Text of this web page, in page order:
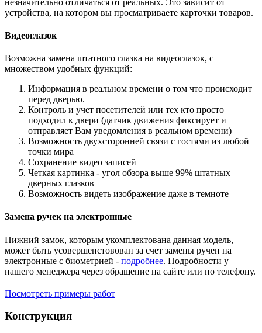
устройства, на котором вы просматриваете карточки товаров.
Видеоглазок
Возможна замена штатного глазка на видеоглазок, с
множеством удобных функций:
Информация в реальном времени о том что происходит
перед дверью.
Контроль и учет посетителей или тех кто просто
подходил к двери (датчик движения фиксирует и
отправляет Вам уведомления в реальном времени)
Возможность двухсторонней связи с гостями из любой
точки мира
Сохранение видео записей
Четкая картинка - угол обзора выше 99% штатных
дверных глазков
Возможность видеть изображение даже в темноте
Замена ручек на электронные
Нижний замок, которым укомплектована данная модель,
может быть усовершенстовован за счет замены ручен на
электронные с биометрией - подробнее. Подробности у
нашего менеджера через обращение на сайте или по телефону.
Посмотреть примеры работ
Конструкция